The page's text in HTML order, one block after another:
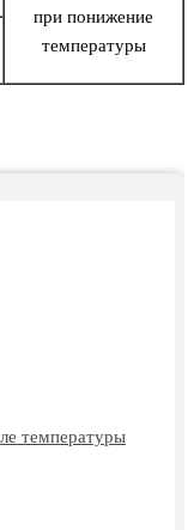
при понижение
температуры
температуры